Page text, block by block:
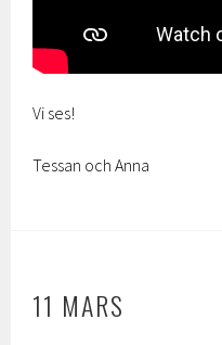
Vi ses!
Tessan och Anna
11 MARS